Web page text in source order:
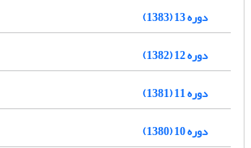
دوره 13 (1383)
دوره 12 (1382)
دوره 11 (1381)
دوره 10 (1380)